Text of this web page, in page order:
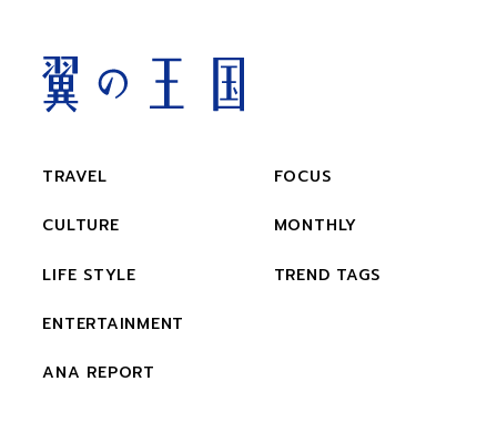
TRAVEL
CULTURE
LIFE STYLE
ENTERTAINMENT
ANA REPORT
FOCUS
MONTHLY
TREND TAGS